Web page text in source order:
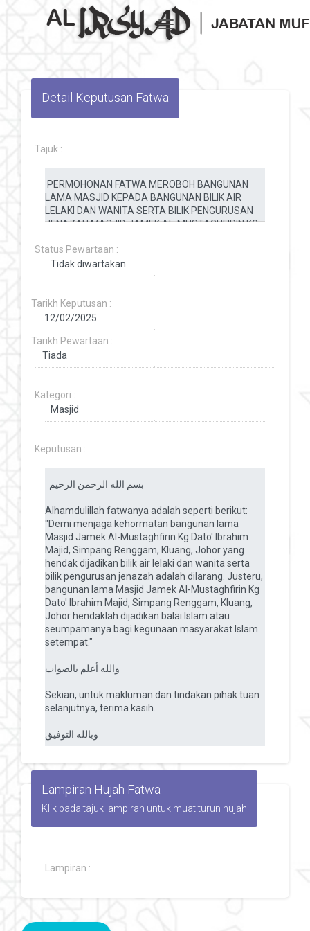
Toggle navigation
Detail Keputusan Fatwa
Tajuk :
Status Pewartaan :
Tarikh Keputusan :
Tarikh Pewartaan :
Kategori :
Keputusan :
Lampiran Hujah Fatwa
Klik pada tajuk lampiran untuk muat turun hujah
Lampiran :